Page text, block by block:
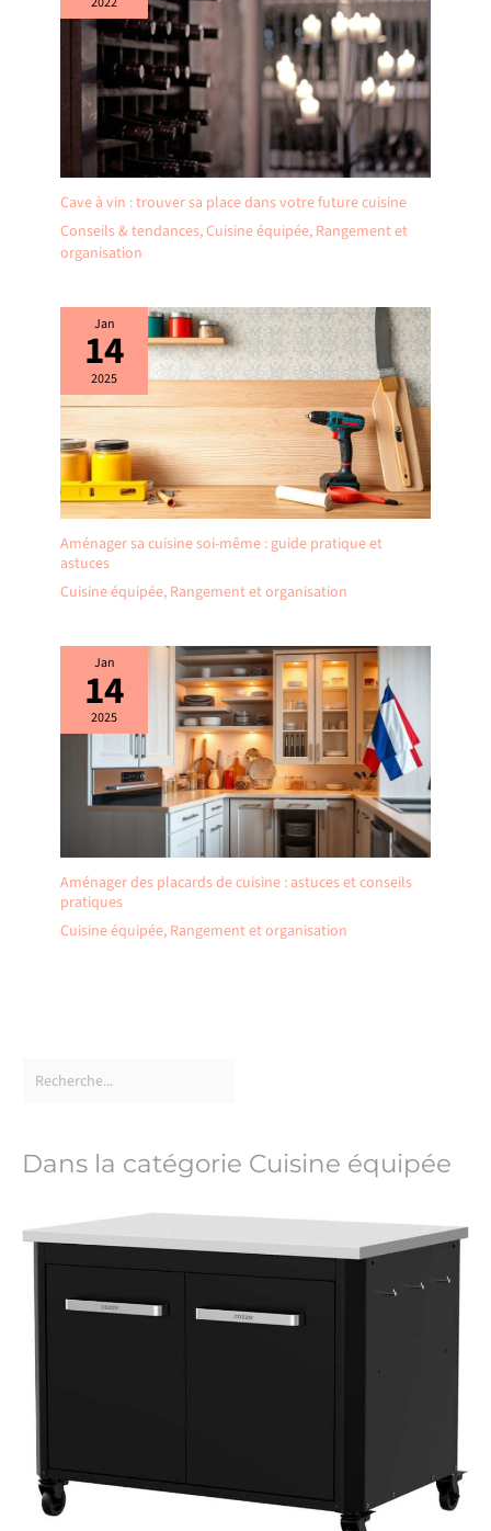
Cave à vin : trouver sa place dans votre future cuisine
Conseils & tendances,Cuisine équipée, Rangement et
organisation
Jan
14
2025
Aménager sa cuisine soi-même : guide pratique et
astuces
Cuisine équipée, Rangement et organisation
Jan
14
2025
Aménager des placards de cuisine : astuces et conseils
pratiques
Cuisine équipée, Rangement et organisation
Dans la catégorie Cuisine équipée